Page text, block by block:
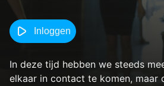
Inloggen
In deze tijd hebben we steeds
elkaar in contact te komen, maar